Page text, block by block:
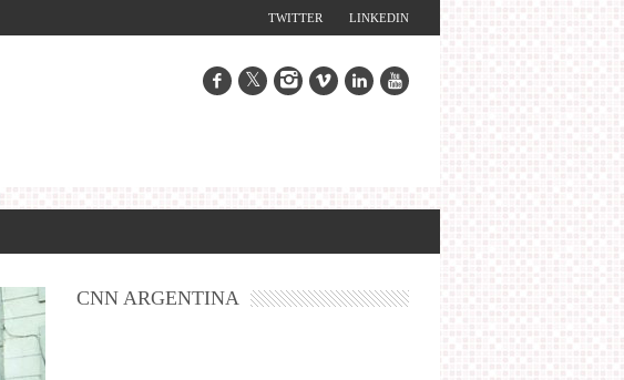
LINKEDIN
TWITTER
CNN ARGENTINA